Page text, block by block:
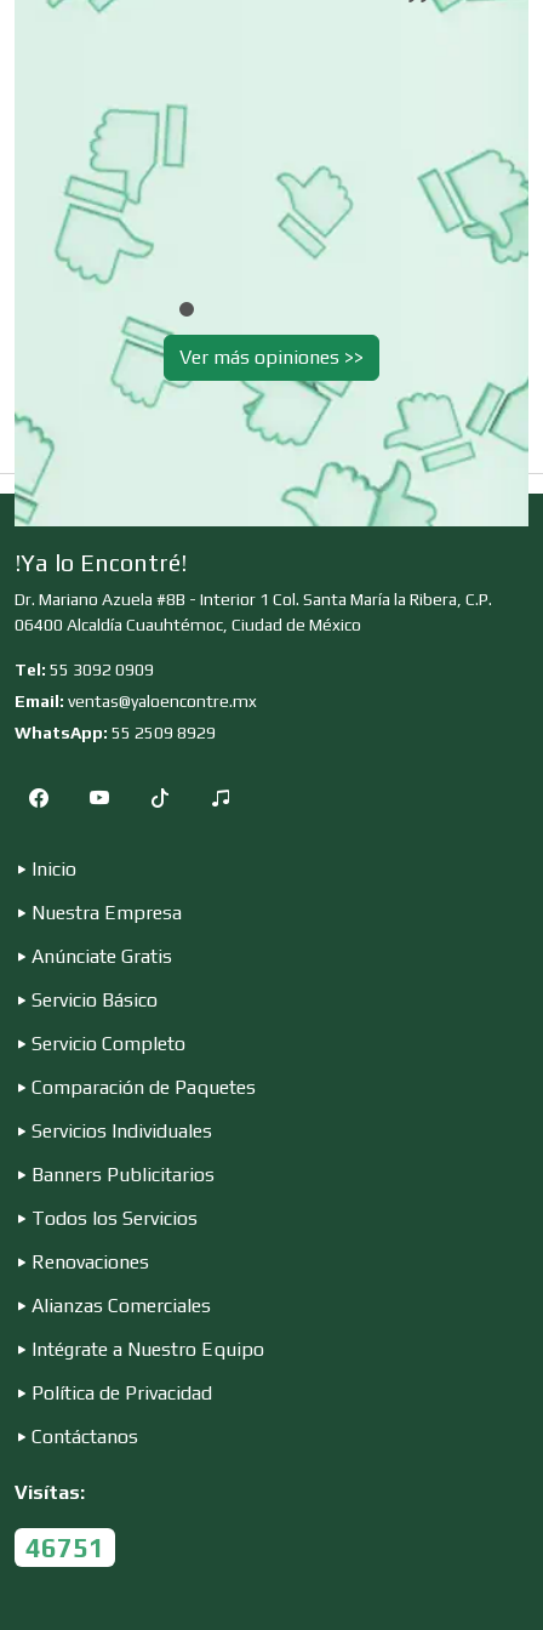
Cerrajerías
Cibercafés
Clínicas de Belleza
Clínicas de Rehabilitación
Clínicas y Hospitales
Cocinas Integrales
Compresores de aire
Conferencias Empresariales
Control de Plagas
Conversiones Automotrices
Copiadoras
Ver más opiniones >>
!Ya lo Encontré!
Dr. Mariano Azuela #8B - Interior 1 Col. Santa María la Ribera, C.P.
06400 Alcaldía Cuauhtémoc, Ciudad de México
Tel: 55 3092 0909
Email: ventas@yaloencontre.mx
WhatsApp: 55 2509 8929
Inicio
Nuestra Empresa
Anúnciate Gratis
Servicio Básico
Servicio Completo
Comparación de Paquetes
Servicios Individuales
Banners Publicitarios
Todos los Servicios
Renovaciones
Alianzas Comerciales
Intégrate a Nuestro Equipo
Política de Privacidad
Contáctanos
Visítas:
46751